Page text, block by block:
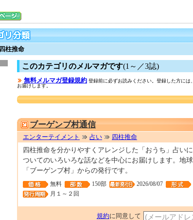
四柱推命
このカテゴリのメルマガです(1～／3誌)
無料メルマガ登録規約 登録前に必ずお読みください。登録した方には
お届けします。
ブーゲンブ村通信
エンターテイメント 占い 四柱推命
四柱推命を分かりやすくアレンジした「おうち」占い
ついてのいろいろな話などを中心にお届けします。地
「ブーゲンブ村」からの発行です。
無料 150部 2026/08/07
月１～２回
規約に同意して